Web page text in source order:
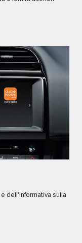
dell'informativa sulla